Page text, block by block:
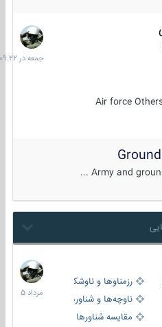
Air force
جمعه
در
09:22
Army and
بر
رزمناوها و ناوشکن‌ها
ناوچه‌ها و شناورهای گشتی
مقایسه شناورها
2
مرداد
1405